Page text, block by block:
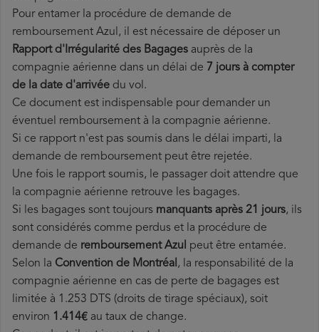
Pour entamer la procédure de demande de
remboursement Azul, il est nécessaire de déposer un
Rapport d'Irrégularité des Bagages auprès de la
compagnie aérienne dans un délai de 7 jours à compter
de la date d'arrivée du vol.
Ce document est indispensable pour demander un
éventuel remboursement à la compagnie aérienne.
Si ce rapport n'est pas soumis dans le délai imparti, la
demande de remboursement peut être rejetée.
Une fois le rapport soumis, le passager doit attendre que
la compagnie aérienne retrouve les bagages.
Si les bagages sont toujours manquants après 21 jours, ils
sont considérés comme perdus et la procédure de
demande de remboursement Azul peut être entamée.
Selon la Convention de Montréal, la responsabilité de la
compagnie aérienne en cas de perte de bagages est
limitée à 1.253 DTS (droits de tirage spéciaux), soit
environ 1.414€ au taux de change.